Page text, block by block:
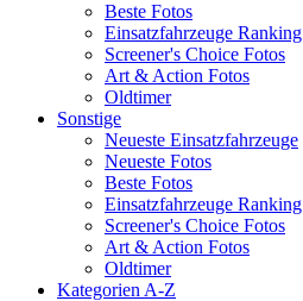
Beste Fotos
Einsatzfahrzeuge Ranking
Screener's Choice Fotos
Art & Action Fotos
Oldtimer
Sonstige
Neueste Einsatzfahrzeuge
Neueste Fotos
Beste Fotos
Einsatzfahrzeuge Ranking
Screener's Choice Fotos
Art & Action Fotos
Oldtimer
Kategorien A-Z